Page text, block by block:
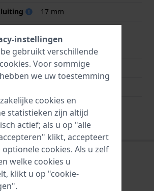
17 mm
Gesp
Zilver
Nee
instellingen
gebruikt verschillende
cookies. Voor sommige
we uw toestemming
cookies en
statistieken zijn altijd
actief; als u op "alle
klikt, accepteert
optionele cookies. Als u zelf
welke cookies u
klikt u op "cookie-